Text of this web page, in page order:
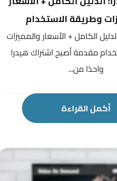
وطريقة الاستخدام
الكامل + الأسعار والمميزات
مقدمة أصبح اشتراك هيدرا
واحدًا من...
أكمل القراءة